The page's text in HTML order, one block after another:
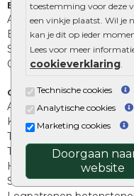
toestemming voor deze
een vinkje plaatst. Wil je
kan je dit op ieder
Lees voor meer
cookieverklaring
Technische cookies
Analytische cookies
Marketing cookies
Doorgaan
website
Extra benodigdheden
Afwatering en diversen
Beplantings en
Split, grind en zand
Oprit tegels
Overig
Aanbiedingen
Kunstgras
Tuintegels outlet
Terrastegels leggen
Hoe richt ik een landelijke
Sierbestrating